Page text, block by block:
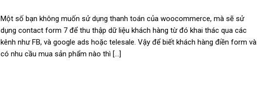
Một số bạn không muốn sử dụng thanh toán của woocommerce, mà sẽ sử
dụng contact form 7 để thu thập dữ liệu khách hàng từ đó khai thác qua các
kênh như FB, và google ads hoặc telesale. Vậy để biết khách hàng điền form và
có nhu cầu mua sản phẩm nào thì […]